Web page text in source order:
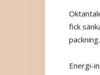
fick
packning.
Energi-